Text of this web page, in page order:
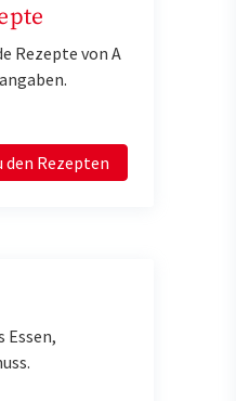
Rezepte von A
den Rezepten
Essen,